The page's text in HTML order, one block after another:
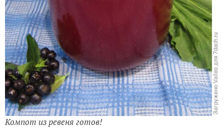
Компот из ревеня готов!